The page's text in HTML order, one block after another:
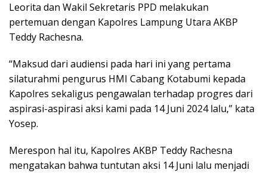
Leorita dan Wakil Sekretaris PPD melakukan
pertemuan dengan Kapolres Lampung Utara AKBP
Teddy Rachesna.
“Maksud dari audiensi pada hari ini yang pertama
silaturahmi pengurus HMI Cabang Kotabumi kepada
Kapolres sekaligus pengawalan terhadap progres dari
aspirasi-aspirasi aksi kami pada 14 Juni 2024 lalu,” kata
Yosep.
Merespon hal itu, Kapolres AKBP Teddy Rachesna
mengatakan bahwa tuntutan aksi 14 Juni lalu menjadi